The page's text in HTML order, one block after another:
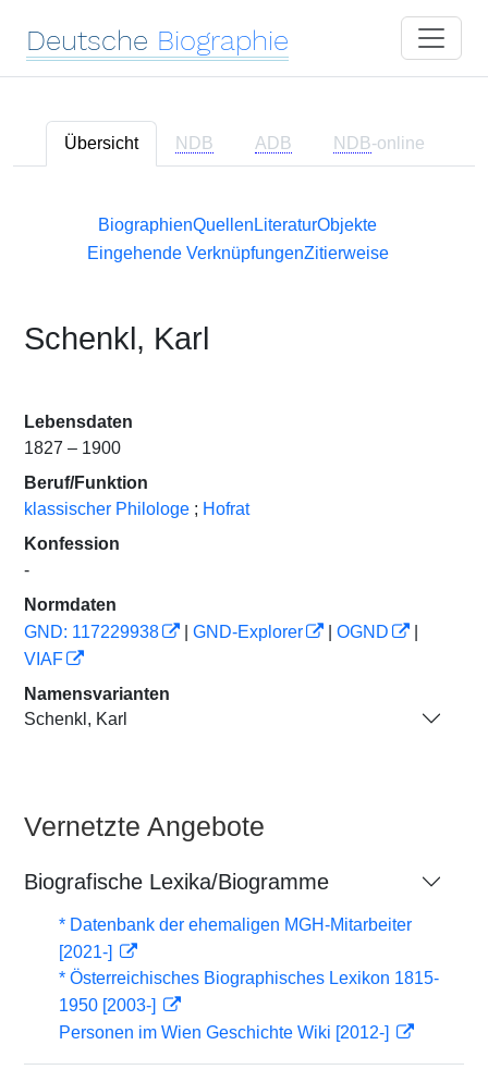
Deutsche Biographie
Übersicht NDB ADB NDB-online
BiographienQuellen LiteraturObjekte
Eingehende VerknüpfungenZitierweise
Schenkl, Karl
Lebensdaten
1827 – 1900
Beruf/Funktion
klassischer Philologe ; Hofrat
Konfession
-
Normdaten
GND: 117229938
GND-Explorer OGND
VIAF
Namensvarianten
Schenkl, Karl
Vernetzte Angebote
Biografische Lexika/Biogramme
* Datenbank der ehemaligen MGH-Mitarbeiter
[2021-]
* Österreichisches Biographisches Lexikon 1815-
1950 [2003-]
Personen im Wien Geschichte Wiki [2012-]